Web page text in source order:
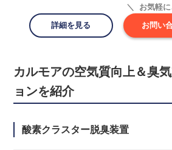
＼ お気軽に
詳細を見る
お問い
カルモアの空気質向上＆臭
ョンを紹介
酸素クラスター脱臭装置